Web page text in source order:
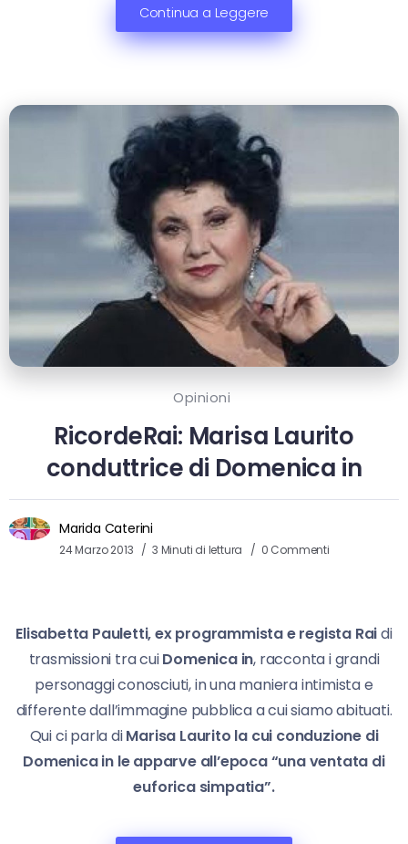
Continua a Leggere
Opinioni
RicordeRai: Marisa Laurito
conduttrice di Domenica in
Marida Caterini
24 Marzo 2013 3 Minuti di lettura 0 Commenti
Elisabetta Pauletti, ex programmista e regista Raidi
trasmissioni tra cuiDomenica in, racconta i grandi
personaggi conosciuti, in una maniera intimista e
differente dall’immagine pubblica a cui siamo abituati.
Qui ci parla diMarisa Laurito la cui conduzione di
Domenica in le apparve all’epoca “una ventata di
euforica simpatia”.